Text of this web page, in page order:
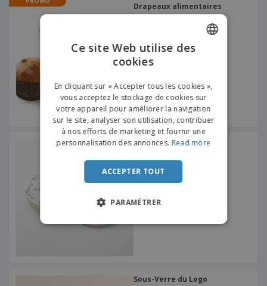
Drapeaux alimentaires
Sous-Verre de Mariage
Sous-Verre du Logo
DUTCH
PORTUGUESE
SPANISH
ITALIAN
Ce site Web utilise des
cookies
En cliquant sur « Accepter tous les cookies »,
vous acceptez le stockage de cookies sur
votre appareil pour améliorer la navigation
sur le site, analyser son utilisation, contribuer
à nos efforts de marketing et fournir une
personnalisation des annonces. Read more
ACCEPTER TOUT
PARAMÉTRER